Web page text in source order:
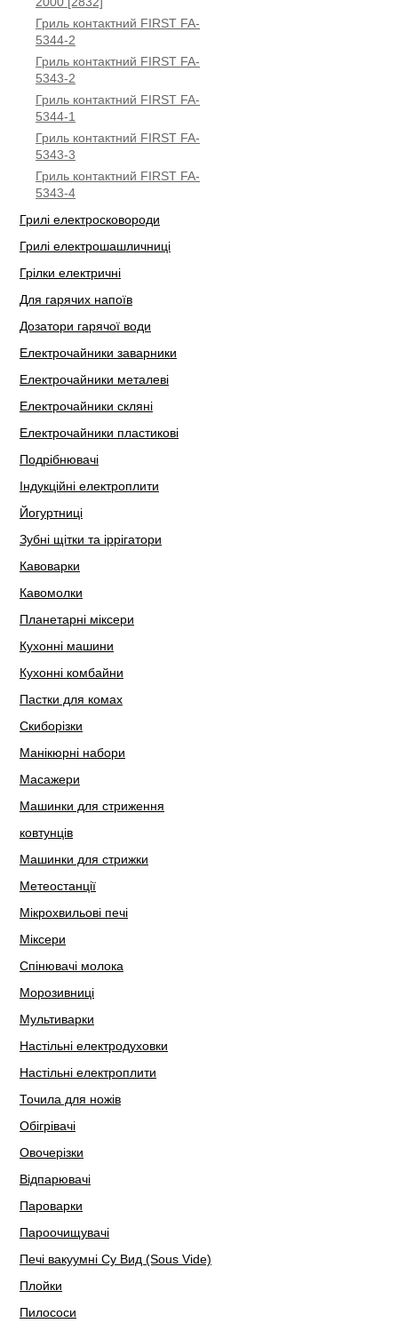
Гриль контактний FIRST FA-
5344-2
Гриль контактний FIRST FA-
5343-2
Гриль контактний FIRST FA-
5344-1
Гриль контактний FIRST FA-
5343-3
Гриль контактний FIRST FA-
5343-4
Грилі електросковороди
Грилі електрошашличниці
Грілки електричні
Для гарячих напоїв
Дозатори гарячої води
Електрочайники заварники
Електрочайники металеві
Електрочайники скляні
Електрочайники пластикові
Подрібнювачі
Індукційні електроплити
Йогуртниці
Зубні щітки та іррігатори
Кавоварки
Кавомолки
Планетарні міксери
Кухонні машини
Кухонні комбайни
Пастки для комах
Скиборізки
Манікюрні набори
Масажери
Машинки для стриження
ковтунців
Машинки для стрижки
Метеостанції
Мікрохвильові печі
Міксери
Спінювачі молока
Морозивниці
Мультиварки
Настільні електродуховки
Настільні електроплити
Точила для ножів
Обігрівачі
Овочерізки
Відпарювачі
Пароварки
Пароочищувачі
Печі вакуумні Су Вид (Sous Vide)
Плойки
Пилососи